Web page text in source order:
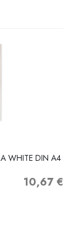
WHITE DIN A4
Precio
10,67 €